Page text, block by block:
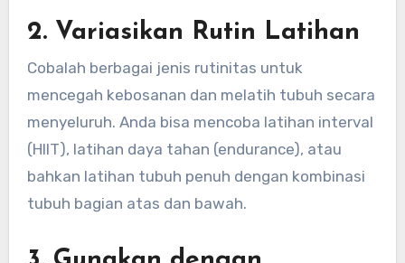
2. Variasikan Rutin Latihan
Cobalah berbagai jenis rutinitas untuk
mencegah kebosanan dan melatih tubuh secara
menyeluruh. Anda bisa mencoba latihan interval
(HIIT), latihan daya tahan (endurance), atau
bahkan latihan tubuh penuh dengan kombinasi
tubuh bagian atas dan bawah.